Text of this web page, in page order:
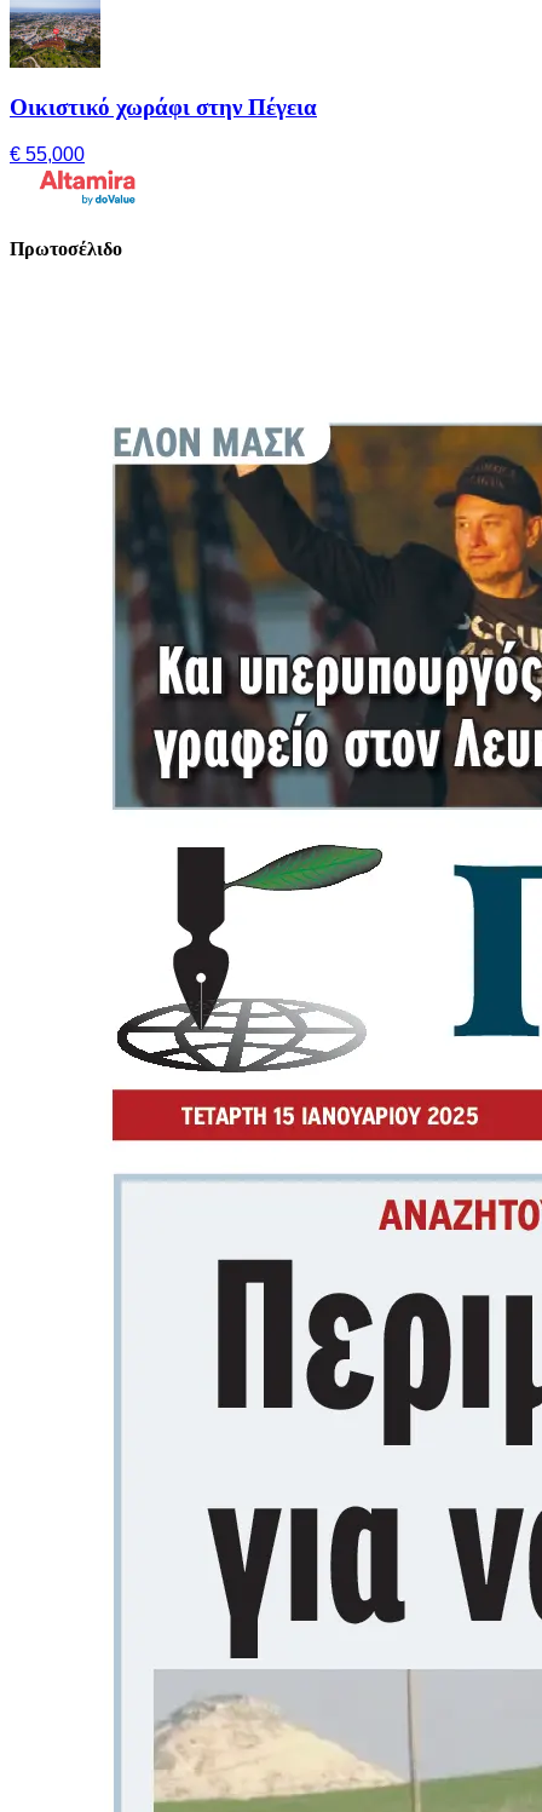
Οικιστικό χωράφι στην Πέγεια
€ 55,000
Πρωτοσέλιδο